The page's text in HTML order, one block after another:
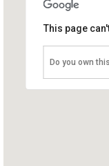
This page
Do you own